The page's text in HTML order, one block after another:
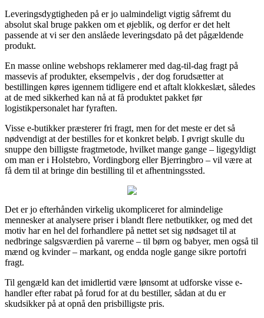
Leveringsdygtigheden på er jo ualmindeligt vigtig såfremt du
absolut skal bruge pakken om et øjeblik, og derfor er det helt
passende at vi ser den anslåede leveringsdato på det pågældende
produkt.
En masse online webshops reklamerer med dag-til-dag fragt på
massevis af produkter, eksempelvis , der dog forudsætter at
bestillingen køres igennem tidligere end et aftalt klokkeslæt, således
at de med sikkerhed kan nå at få produktet pakket før
logistikpersonalet har fyraften.
Visse e-butikker præsterer fri fragt, men for det meste er det så
nødvendigt at der bestilles for et konkret beløb. I øvrigt skulle du
snuppe den billigste fragtmetode, hvilket mange gange – ligegyldigt
om man er i Holstebro, Vordingborg eller Bjerringbro – vil være at
få dem til at bringe din bestilling til et afhentningssted.
Det er jo efterhånden virkelig ukompliceret for almindelige
mennesker at analysere priser i blandt flere netbutikker, og med det
motiv har en hel del forhandlere på nettet set sig nødsaget til at
nedbringe salgsværdien på varerne – til børn og babyer, men også til
mænd og kvinder – markant, og endda nogle gange sikre portofri
fragt.
Til gengæld kan det imidlertid være lønsomt at udforske visse e-
handler efter rabat på forud for at du bestiller, sådan at du er
skudsikker på at opnå den prisbilligste pris.